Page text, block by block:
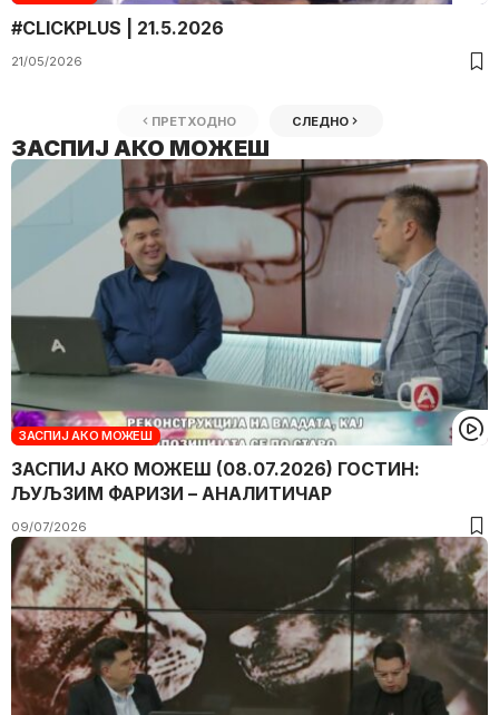
#CLICKPLUS | 21.5.2026
21/05/2026
ПРЕТХОДНО СЛЕДНО
ЗАСПИЈ АКО МОЖЕШ
ЗАСПИЈ АКО МОЖЕШ
ЗАСПИЈ АКО МОЖЕШ (08.07.2026) ГОСТИН:
ЉУЉЗИМ ФАРИЗИ – АНАЛИТИЧАР
09/07/2026